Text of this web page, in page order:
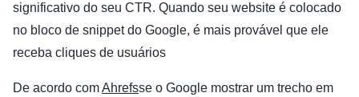
significativo do seu CTR. Quando seu website é colocado
no bloco de snippet do Google, é mais provável que ele
receba cliques de usuários
De acordo comAhrefsse o Google mostrar um trecho em